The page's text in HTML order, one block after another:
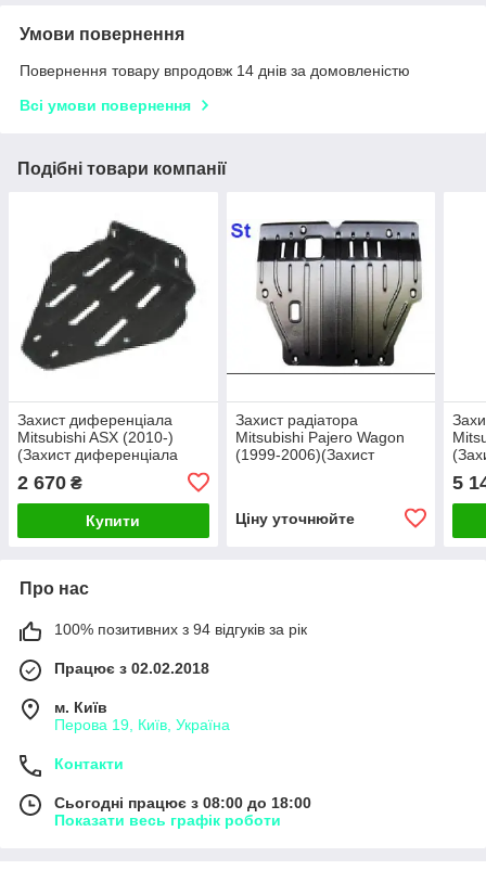
Умови повернення
Повернення товару впродовж 14 днів за домовленістю
Всі умови повернення
Подібні товари компанії
Захист диференціала
Mitsubishi ASX (2010-)
(Захист диференціала
авто
2 670 ₴
Купити
Захист радіатора
Mitsubishi Pajero Wagon
(1999-2006)(Захист
Ціну уточнюйте
5
Про нас
100% позитивних з 94 відгуків за рік
Працює з 02.02.2018
м. Київ
Перова 19, Київ, Україна
Контакти
Сьогодні працює з 08:00 до 18:00
Показати весь графік роботи